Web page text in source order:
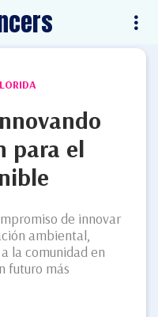
para el
de innovar
ambiental,
la comunidad en
futuro más